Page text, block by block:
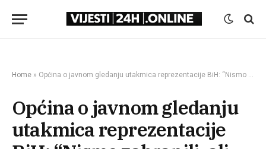
Home » Općina o javnom gledanju utakmica reprezentacije BiH: “Nismo zabranili, ali ne može”
Općina o javnom gledanju
utakmica reprezentacije